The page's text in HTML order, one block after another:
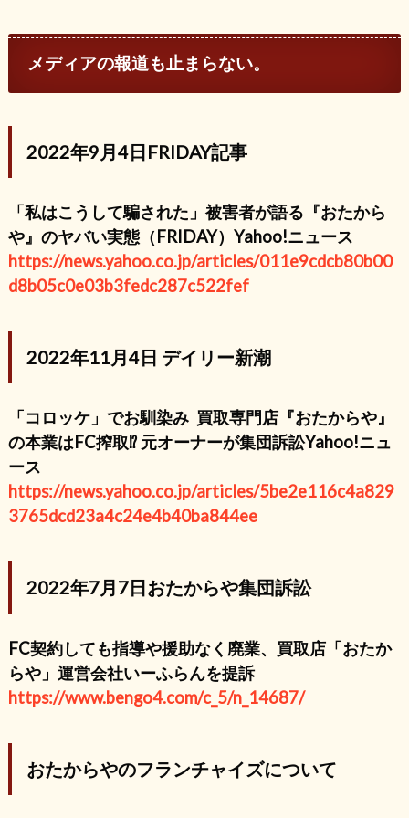
メディアの報道も止まらない。
2022年9月4日FRIDAY記事
「私はこうして騙された」被害者が語る『おたから
や』のヤバい実態（FRIDAY）Yahoo!ニュース
https://news.yahoo.co.jp/articles/011e9cdcb80b00
d8b05c0e03b3fedc287c522fef
2022年11月4日 デイリー新潮
「コロッケ」でお馴染み 買取専門店『おたからや』
の本業はFC搾取⁉︎ 元オーナーが集団訴訟Yahoo!ニュ
ース
https://news.yahoo.co.jp/articles/5be2e116c4a829
3765dcd23a4c24e4b40ba844ee
2022年7月7日おたからや集団訴訟
FC契約しても指導や援助なく廃業、買取店「おたか
らや」運営会社いーふらんを提訴
https://www.bengo4.com/c_5/n_14687/
おたからやのフランチャイズについて